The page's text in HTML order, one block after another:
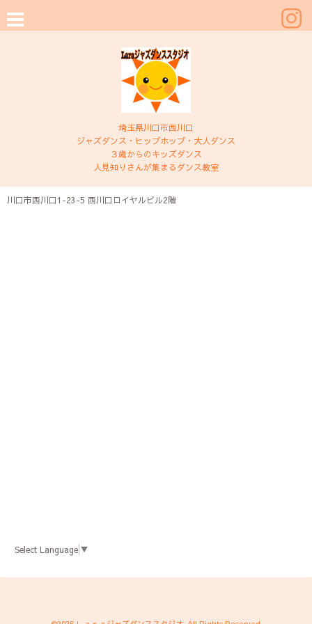
埼玉県川口市西川口
ジャズダンス・ヒップホップ・大人ダンス
３歳からのキッズダンス
人見知りさんが集まるダンス教室
川口市西川口1-23-5 西川口ロイヤルビル2階
Select Language ▼